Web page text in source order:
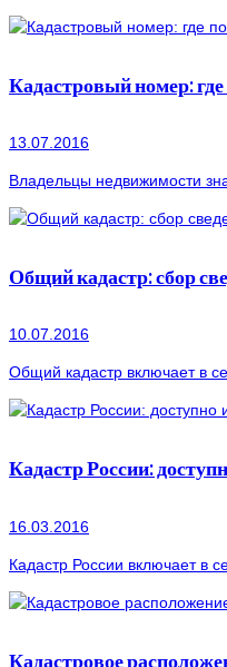
Кадастровый номер:
13.07.2016
Владельцы недвижимости
Общий кадастр: сбор
10.07.2016
Общий кадастр включает в
Кадастр России:
16.03.2016
Кадастр России включает в
Кадастровое